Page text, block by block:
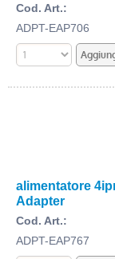
Cod. Art.:
ADPT-EAP706
alimentatore
Adapter
Cod. Art.:
ADPT-EAP767